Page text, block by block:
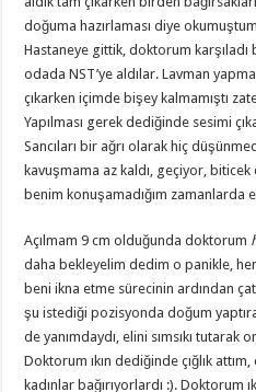
doğuma hazırlaması diye
Hastaneye gittik, doktorum karşıladı
odada NST’ye aldılar. Lavman
çıkarken içimde bişey kalmamıştı
Yapılması gerek dediğinde sesimi
Sancıları bir ağrı olarak hiç
kavuşmama az kaldı, geçiyor,
benim konuşamadığım zamanlarda
Açılmam 9 cm olduğunda doktorum
daha bekleyelim dedim o panikle,
beni ikna etme sürecinin ardından
şu istediği pozisyonda doğum
de yanımdaydı, elini sımsıkı tutarak
Doktorum ıkın dediğinde çığlık
kadınlar bağırıyorlardı :). Doktorum